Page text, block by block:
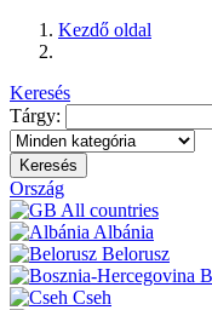
Kezdő oldal
Keresés
Tárgy:
Keresés
Ország
All countries
Albánia
Belorusz
Cseh